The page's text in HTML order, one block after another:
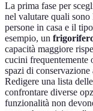
La prima fase per
nel valutare quali
persone in casa e il
esempio, un
capacità maggiore
cucini frequentemente
spazi di conservazione
Redigere una lista
confrontare diverse
funzionalità non